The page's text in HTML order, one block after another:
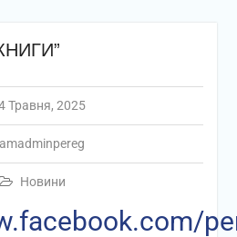
Травня, 2025
amadminpereg
Новини